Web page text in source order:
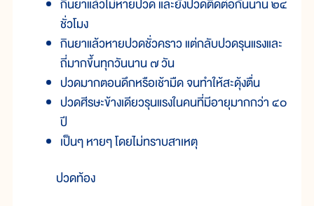
กินยาแล้วไม่หายปวด และยังปวดติดต่อกันนาน ๒๔
ชั่วโมง
กินยาแล้วหายปวดชั่วคราว แต่กลับปวดรุนแรงและ
ถี่มากขึ้นทุกวันนาน ๗ วัน
ปวดมากตอนดึกหรือเช้ามืด จนทำให้สะดุ้งตื่น
ปวดศีรษะข้างเดียวรุนแรงในคนที่มีอายุมากกว่า ๔๐
ปี
เป็นๆ หายๆ โดยไม่ทราบสาเหตุ
ปวดท้อง